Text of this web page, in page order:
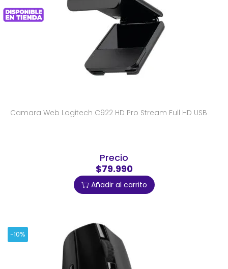
Camara Web Logitech C922 HD Pro Stream Full HD USB
Precio
$79.990
Añadir al carrito
-10%